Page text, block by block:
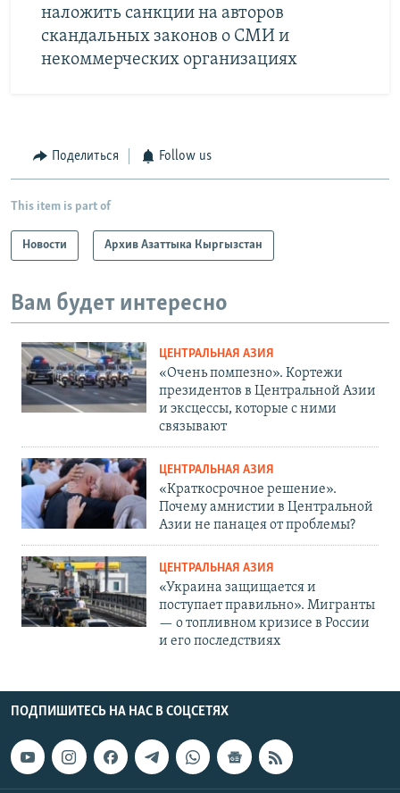
наложить санкции на авторов
скандальных законов о СМИ и
некоммерческих организациях
Поделиться Follow us
This item is part of
Новости Архив Азаттыка Кыргызстан
Вам будет интересно
ЦЕНТРАЛЬНАЯ АЗИЯ
«Очень помпезно». Кортежи
президентов в Центральной Азии
и эксцессы, которые с ними
связывают
ЦЕНТРАЛЬНАЯ АЗИЯ
«Краткосрочное решение».
Почему амнистии в Центральной
Азии не панацея от проблемы?
ЦЕНТРАЛЬНАЯ АЗИЯ
«Украина защищается и
поступает правильно». Мигранты
— о топливном кризисе в России
и его последствиях
ПОДПИШИТЕСЬ НА НАС В СОЦСЕТЯХ